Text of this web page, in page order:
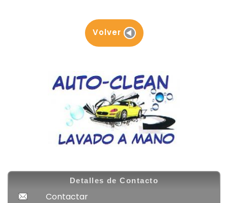
Volver
Detalles de Contacto
Contactar